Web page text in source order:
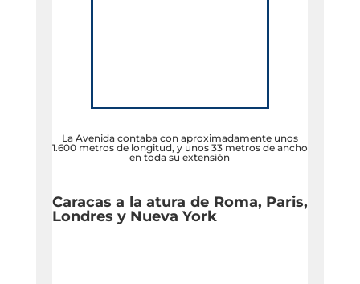
La Avenida contaba con aproximadamente unos
1.600 metros de longitud, y unos 33 metros de ancho
en toda su extensión
Caracas a la atura de Roma, Paris,
Londres y Nueva York